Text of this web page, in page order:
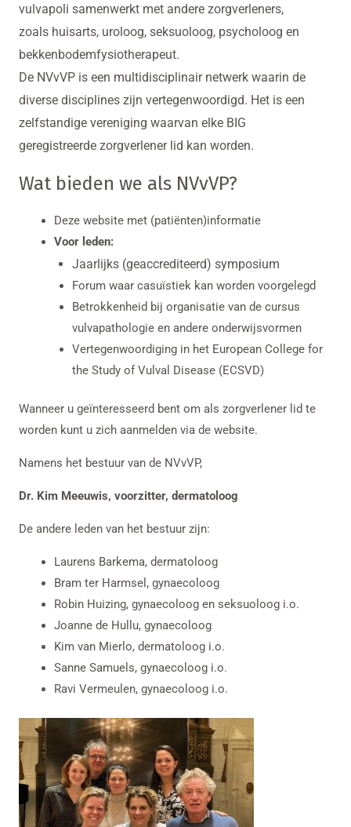
vulvapoli samenwerkt met andere zorgverleners,
zoals huisarts, uroloog, seksuoloog, psycholoog en
bekkenbodemfysiotherapeut.
De NVvVP is een multidisciplinair netwerk waarin de
diverse disciplines zijn vertegenwoordigd. Het is een
zelfstandige vereniging waarvan elke BIG
geregistreerde zorgverlener lid kan worden.
Wat bieden we als NVvVP?
Deze website met (patiënten)informatie
Voor leden:
Jaarlijks (geaccrediteerd) symposium
Forum waar casuïstiek kan worden voorgelegd
Betrokkenheid bij organisatie van de cursus
vulvapathologie en andere onderwijsvormen
Vertegenwoordiging in het European College for
the Study of Vulval Disease (ECSVD)
Wanneer u geïnteresseerd bent om als zorgverlener lid te
worden kunt u zich aanmelden via de website.
Namens het bestuur van de NVvVP,
Dr. Kim Meeuwis, voorzitter, dermatoloog
De andere leden van het bestuur zijn:
Laurens Barkema, dermatoloog
Bram ter Harmsel, gynaecoloog
Robin Huizing, gynaecoloog en seksuoloog i.o.
Joanne de Hullu, gynaecoloog
Kim van Mierlo, dermatoloog i.o.
Sanne Samuels, gynaecoloog i.o.
Ravi Vermeulen, gynaecoloog i.o.